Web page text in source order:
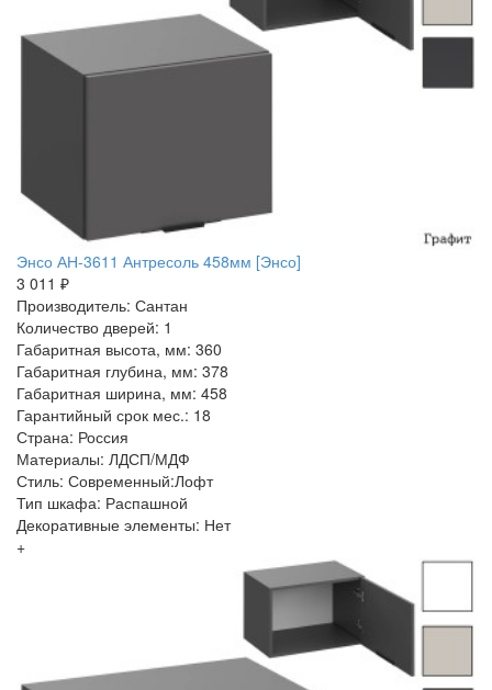
Энсо АН-3611 Антресоль 458мм [Энсо]
3 011 ₽
Производитель: Сантан
Количество дверей: 1
Габаритная высота, мм: 360
Габаритная глубина, мм: 378
Габаритная ширина, мм: 458
Гарантийный срок мес.: 18
Страна: Россия
Материалы: ЛДСП/МДФ
Стиль: Современный:Лофт
Тип шкафа: Распашной
Декоративные элементы: Нет
+